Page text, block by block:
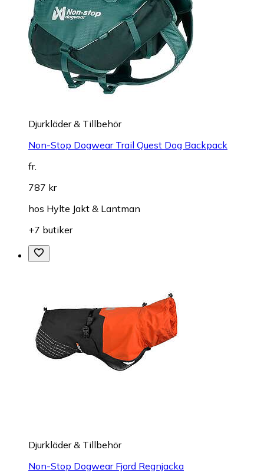
Djurkläder & Tillbehör
Non-Stop Dogwear Trail Quest Dog Backpack
fr.
787 kr
hos Hylte Jakt & Lantman
+7 butiker
Djurkläder & Tillbehör
Non-Stop Dogwear Fjord Regnjacka